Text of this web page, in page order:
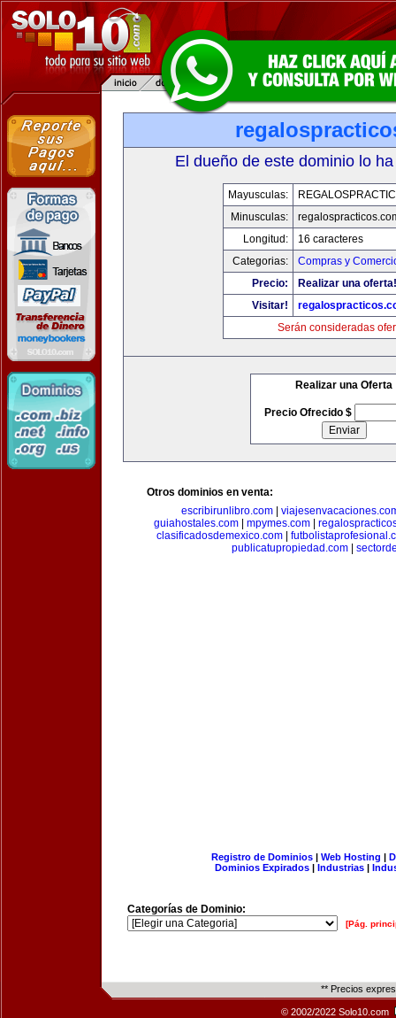
El dueño de este dominio lo
Mayusculas:
Minusculas:
Longitud:
16 caracteres
Categorias:
Compras y
Precio:
Realizar una oferta!
Visitar!
Serán consideradas
Realizar una Oferta
Precio Ofrecido $
Otros dominios en venta:
escribirunlibro.com
guiahostales.com| mpymes.com|
clasificadosdemexico.com|
publicatupropiedad.com
Registro de Dominios| Web Hosting |
Dominios Expirados | Industrias |
Categorías de Dominio:
[Pág.
** Precios
© 2002/2022 Solo10.com